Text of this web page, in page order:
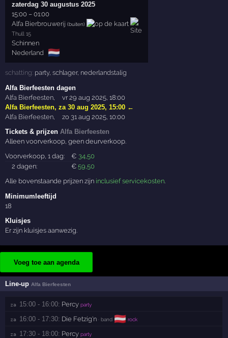
zaterdag 30 augustus 2025
15:00 –01:00
Alfa Bierbrouwerij (buiten)
Thull 15
Schinnen
Nederland 🇳🇱
schatting: party,schlager, nederlandstalig
Alfa Bierfeesten dagen
Alfa Bierfeesten
vr 29 aug 2025, 18:00
Alfa Bierfeesten,za 30 aug 2025, 15:00 ←
Alfa Bierfeesten
zo 31 aug 2025, 10:00
Tickets & prijzen Alfa Bierfeesten
Alleen voorverkoop, geen deurverkoop.
Voorverkoop, 1 dag:
€ 34,50
2 dagen:
€59,50
Alle bovenstaande prijzen zijn inclusief servicekosten.
Minimumleeftijd
18
Kluisjes
Er zijn kluisjes aanwezig.
Voeg toe aan agenda
Line-up Alfa Bierfeesten
za 15:00 - 16:00: Percy party
za 16:00 - 17:30: Die Fetzig'n · band 🇦🇹 rock
za 17:30 - 18:00: Percy party